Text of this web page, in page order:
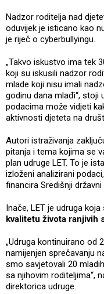
Nadzor roditelja nad
oduvijek je isticano kao
je riječ o cyberbullyingu.
„Takvo iskustvo ima tek
koji su iskusili nadzor
mlade koji nisu imali
godinu dana mlađi“, stoji
podacima može vidjeti
aktivnosti djeteta na
Autori istraživanja
pitanja i tema kojima se
plan udruge LET. To je
izloženi analizirani
financira Središnji
Inače, LET je udruga
kvalitetu života ranjivih
„Udruga kontinuirano od
namijenjen sprečavanju
smo savjetovali 20
sa njihovim roditeljima“,
direktorica udruge.